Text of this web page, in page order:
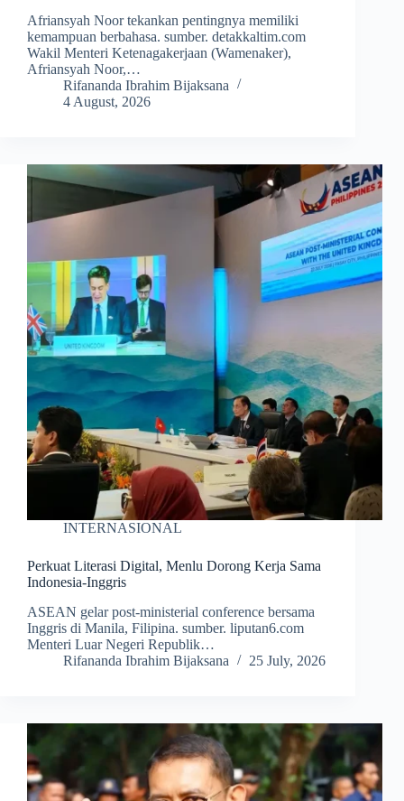
Afriansyah Noor tekankan pentingnya memiliki
kemampuan berbahasa. sumber. detakkaltim.com
Wakil Menteri Ketenagakerjaan (Wamenaker),
Afriansyah Noor,…
Rifananda Ibrahim Bijaksana
4 August, 2026
INTERNASIONAL
Perkuat Literasi Digital, Menlu Dorong Kerja Sama
Indonesia-Inggris
ASEAN gelar post-ministerial conference bersama
Inggris di Manila, Filipina. sumber. liputan6.com
Menteri Luar Negeri Republik…
Rifananda Ibrahim Bijaksana
25 July, 2026